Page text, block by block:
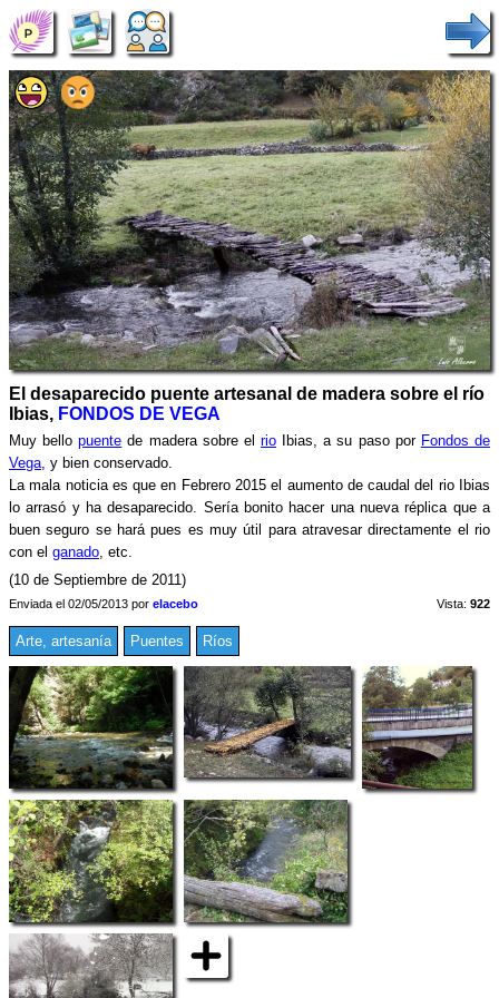
El desaparecido puente artesanal de madera sobre el río
Ibias, FONDOS DE VEGA
Muy bellopuente de madera sobre elrio Ibias, a su paso por Fondos de
Vega , y bien conservado.
La mala noticia es que en Febrero 2015 el aumento de caudal del rio Ibias
lo arrasó y ha desaparecido. Sería bonito hacer una nueva réplica que a
buen seguro se hará pues es muy útil para atravesar directamente el rio
con el ganado , etc.
(10 de Septiembre de 2011)
Enviada el 02/05/2013 por elacebo Vista: 922
Arte, artesanía Puentes Ríos